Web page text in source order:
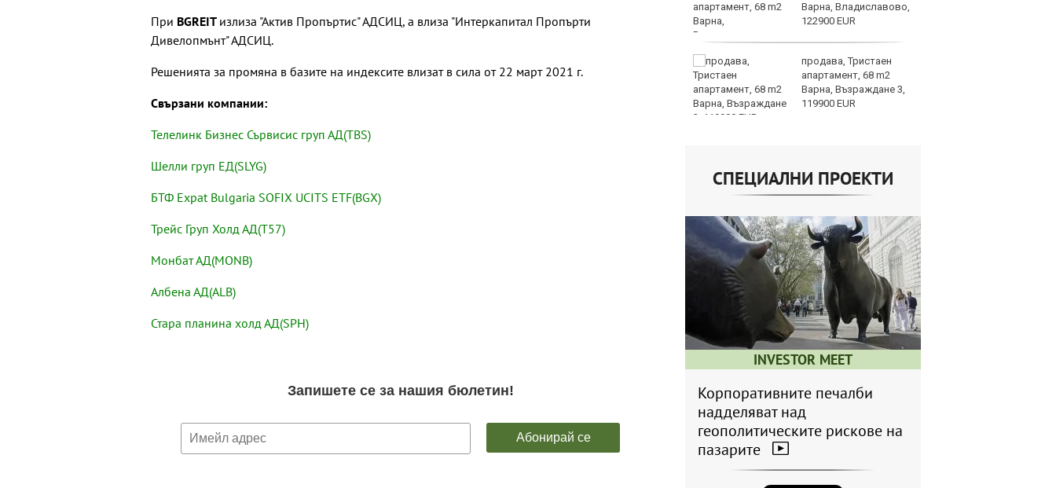
При BGREIT излиза "Актив Пропъртис" АДСИЦ, а влиза "Интеркапитал Пропърти
Дивелопмънт" АДСИЦ.
Решенията за промяна в базите на индексите влизат в сила от 22 март 2021 г.
Свързани компании:
Телелинк Бизнес Сървисис груп АД(TBS)
Шелли груп ЕД(SLYG)
БТФ Expat Bulgaria SOFIX UCITS ETF(BGX)
Трейс Груп Холд АД(T57)
Монбат АД(MONB)
Албена АД(ALB)
Стара планина холд АД(SPH)
голям риск от
отбраната: Усилихме
Варна, Владиславово,
122900 EUR
продава, Тристаен
апартамент, 68 m2
Варна, Възраждане 3,
119900 EUR
СПЕЦИАЛНИ ПРОЕКТИ
INVESTOR MEET
Корпоративните печалби
надделяват над
геополитическите рискове на
пазарите